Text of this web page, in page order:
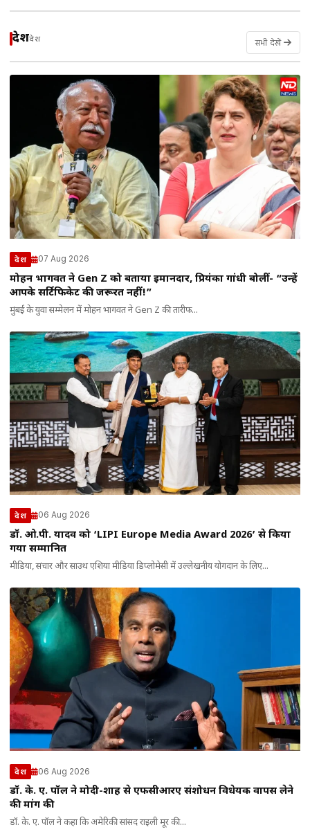
देशदेश सभी देखें
देश 07 Aug 2026
मोहन भागवत ने Gen Z को बताया ईमानदार, प्रियंका गांधी बोलीं- “उन्हें
आपके सर्टिफिकेट की जरूरत नहीं!”
मुंबई के युवा सम्मेलन में मोहन भागवत ने Gen Z की तारीफ...
देश 06 Aug 2026
डॉ. ओ.पी. यादव को ‘LIPI Europe Media Award 2026’ से किया
गया सम्मानित
मीडिया, संचार और साउथ एशिया मीडिया डिप्लोमेसी में उल्लेखनीय योगदान के लिए...
देश 06 Aug 2026
डॉ. के. ए. पॉल ने मोदी-शाह से एफसीआरए संशोधन विधेयक वापस लेने
की मांग की
डॉ. के. ए. पॉल ने कहा कि अमेरिकी सांसद राइली मूर की...